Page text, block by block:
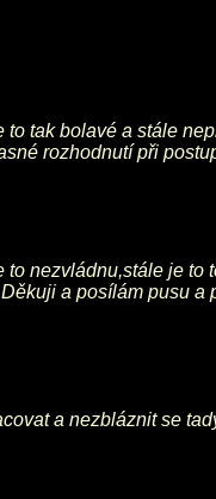
tak bolavé a stále
rozhodnutí při
nezvládnu,stále je to
a posílám pusu
a nezbláznit se